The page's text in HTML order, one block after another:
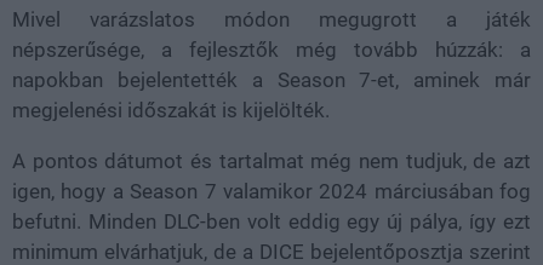
Mivel varázslatos módon megugrott a játék
népszerűsége, a fejlesztők még tovább húzzák: a
napokban bejelentették a Season 7-et, aminek már
megjelenési időszakát is kijelölték.
A pontos dátumot és tartalmat még nem tudjuk, de azt
igen, hogy a Season 7 valamikor 2024 márciusában fog
befutni. Minden DLC-ben volt eddig egy új pálya, így ezt
minimum elvárhatjuk, de a DICE bejelentőposztja szerint